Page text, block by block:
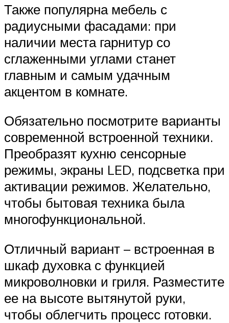
Также популярна мебель с
радиусными фасадами: при
наличии места гарнитур со
сглаженными углами станет
главным и самым удачным
акцентом в комнате.
Обязательно посмотрите варианты
современной встроенной техники.
Преобразят кухню сенсорные
режимы, экраны LED, подсветка при
активации режимов. Желательно,
чтобы бытовая техника была
многофункциональной.
Отличный вариант – встроенная в
шкаф духовка с функцией
микроволновки и гриля. Разместите
ее на высоте вытянутой руки,
чтобы облегчить процесс готовки.